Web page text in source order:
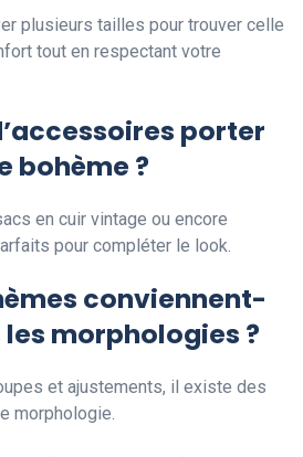
plusieurs tailles pour trouver celle
tout en respectant votre
porter
bohème ?
en cuir vintage ou encore
pour compléter le look.
conviennent-
morphologies ?
et ajustements, il existe des
morphologie.